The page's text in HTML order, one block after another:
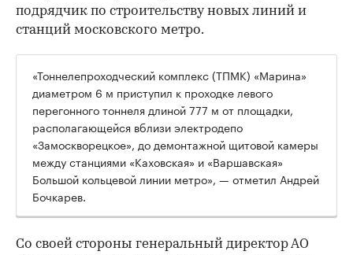
подрядчик по строительству новых линий и
станций московского метро.
«Тоннелепроходческий комплекс (ТПМК) «Марина»
диаметром 6 м приступил к проходке левого
перегонного тоннеля длиной 777 м от площадки,
располагающейся вблизи электродепо
«Замоскворецкое», до демонтажной щитовой камеры
между станциями «Каховская» и «Варшавская»
Большой кольцевой линии метро», — отметил Андрей
Бочкарев.
Со своей стороны генеральный директор АО